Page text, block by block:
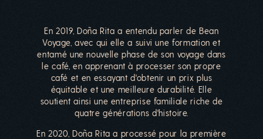
En 2019, Doña Rita a entendu parler de Bean
Voyage, avec qui elle a suivi une formation et
entamé une nouvelle phase de son voyage dans
le café, en apprenant à processer son propre
café et en essayant d'obtenir un prix plus
équitable et une meilleure durabilité. Elle
soutient ainsi une entreprise familiale riche de
quatre générations d'histoire.
En 2020, Doña Rita a processé pour la première